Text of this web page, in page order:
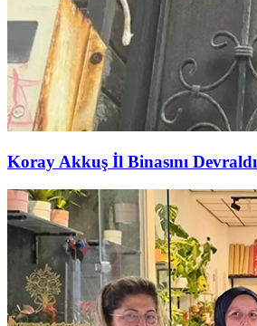
Koray Akkuş İl Binasını Devraldı